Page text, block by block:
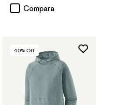
Compara
40% Off